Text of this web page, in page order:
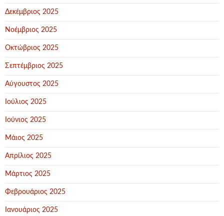
Δεκέμβριος 2025
Νοέμβριος 2025
Οκτώβριος 2025
Σεπτέμβριος 2025
Αύγουστος 2025
Ιούλιος 2025
Ιούνιος 2025
Μάιος 2025
Απρίλιος 2025
Μάρτιος 2025
Φεβρουάριος 2025
Ιανουάριος 2025